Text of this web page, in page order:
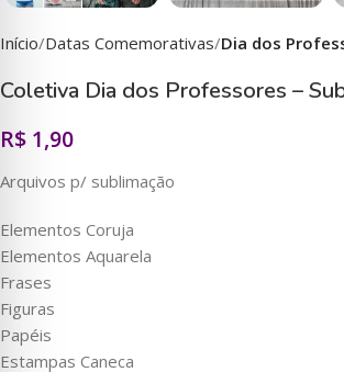
Início Datas Comemorativas Dia dos
Coletiva Dia dos Professores –
R$ 1,90
Arquivos p/ sublimação
Elementos Coruja
Elementos Aquarela
Frases
Figuras
Papéis
Estampas Caneca